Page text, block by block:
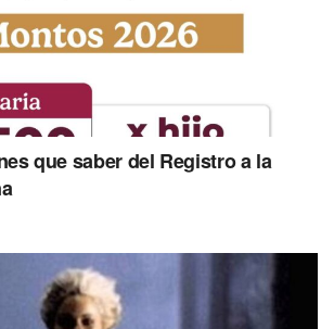
que saber del Registro a la